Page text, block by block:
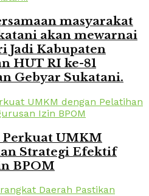
masyarakat
akan mewarnai
Jadi Kabupaten
HUT RI ke-81
Gebyar Sukatani.
Perkuat UMKM
Strategi Efektif
BPOM